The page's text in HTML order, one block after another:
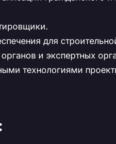
для
и экспертных
технологиями